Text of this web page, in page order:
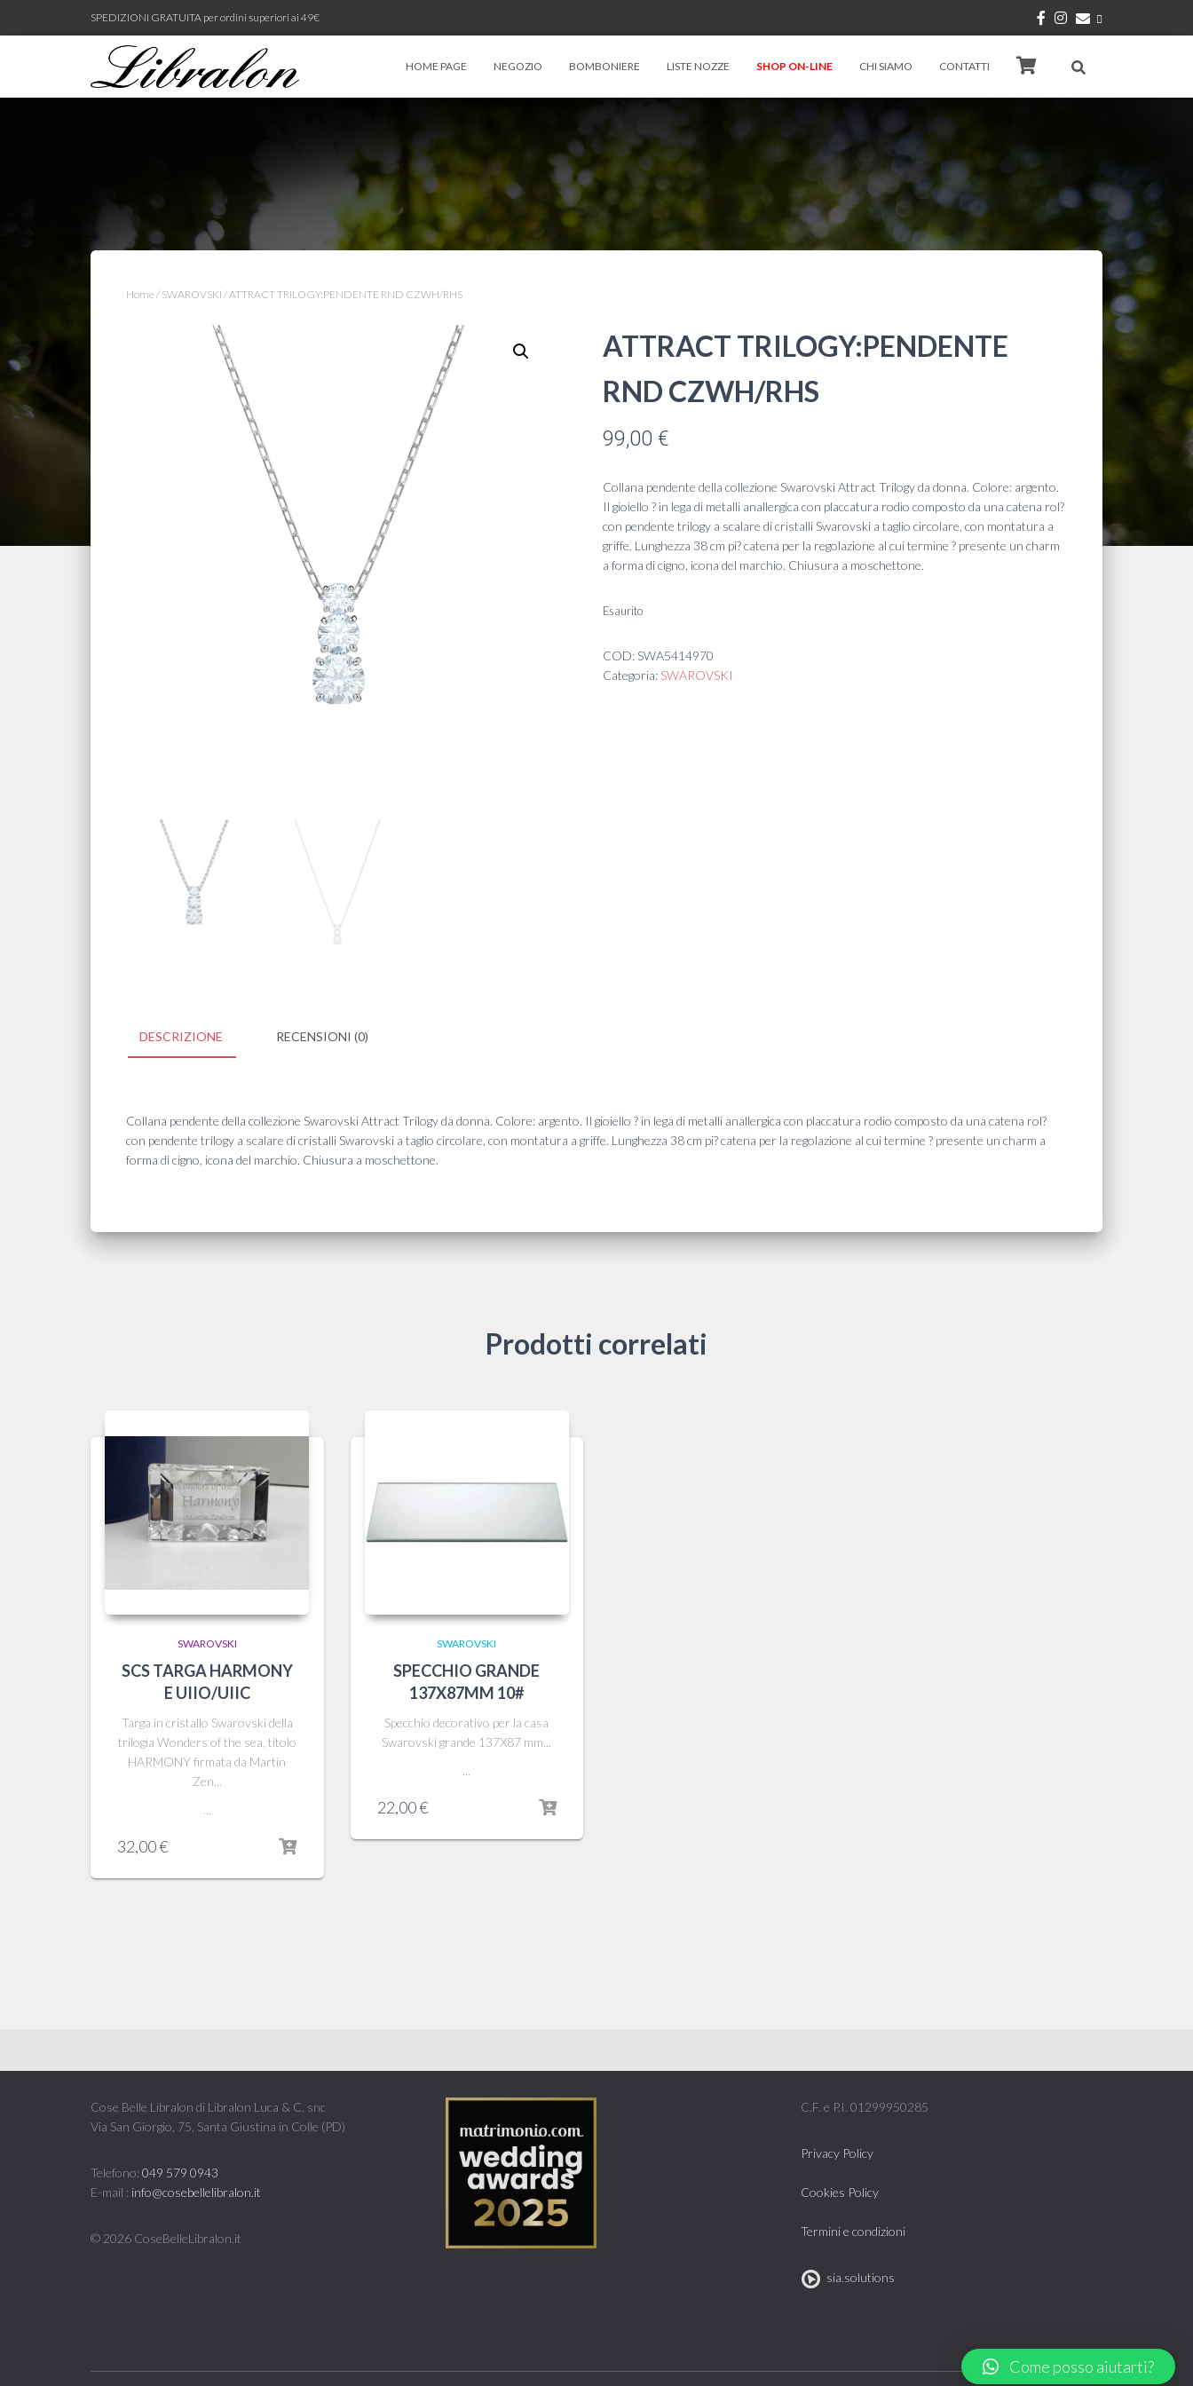
SPEDIZIONI GRATUITA per ordini superiori ai 49€
HOME PAGE NEGOZIO BOMBONIERE LISTE NOZZE SHOP ON-LINE CHI SIAMO CONTATTI
Home / SWAROVSKI / ATTRACT TRILOGY:PENDENTE RND CZWH/RHS
ATTRACT TRILOGY:PENDENTE
RND CZWH/RHS
99,00 €
Collana pendente della collezione Swarovski Attract Trilogy da donna. Colore: argento.
Il gioiello ? in lega di metalli anallergica con placcatura rodio composto da una catena rol?
con pendente trilogy a scalare di cristalli Swarovski a taglio circolare, con montatura a
griffe. Lunghezza 38 cm pi? catena per la regolazione al cui termine ? presente un charm
a forma di cigno, icona del marchio. Chiusura a moschettone.
Esaurito
COD: SWA5414970
Categoria: SWAROVSKI
DESCRIZIONE RECENSIONI (0)
Collana pendente della collezione Swarovski Attract Trilogy da donna. Colore: argento. Il gioiello ? in lega di metalli anallergica con placcatura rodio composto da una catena rol?
con pendente trilogy a scalare di cristalli Swarovski a taglio circolare, con montatura a griffe. Lunghezza 38 cm pi? catena per la regolazione al cui termine ? presente un charm a
forma di cigno, icona del marchio. Chiusura a moschettone.
Prodotti correlati
SWAROVSKI
SCS TARGA HARMONY
E UIIO/UIIC
Targa in cristallo Swarovski della
trilogia Wonders of the sea, titolo
HARMONY firmata da Martin
Zen...
32,00€
SWAROVSKI
SPECCHIO GRANDE
137X87MM 10#
Specchio decorativo per la casa
Swarovski grande 137X87 mm...
22,00€
Cose Belle Libralon di Libralon Luca & C. snc
Via San Giorgio, 75, Santa Giustina in Colle (PD)
Telefono: 049 579 0943
E-mail : info@cosebellelibralon.it
© 2026 CoseBelleLibralon.it
C.F. e P.I. 01299950285
Privacy Policy
Cookies Policy
Termini e condizioni
sia.solutions
Come posso aiutarti?